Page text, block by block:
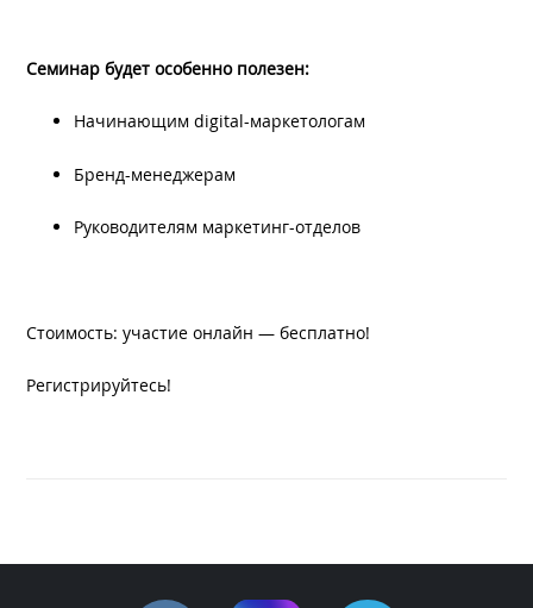
Семинар будет особенно полезен:
Начинающим digital-маркетологам
Бренд-менеджерам
Руководителям маркетинг-отделов
Стоимость: участие онлайн — бесплатно!
Регистрируйтесь!